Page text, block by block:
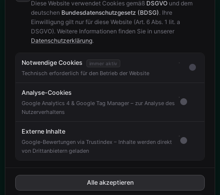
Rastatt
Gaggenau
KONTAKT
+49 176 614 25524
+49 176 617 65275
Hauptstrasse 91
76547 Sinzheim
Diese Website verwendet Cookies gemäß DSGVO und dem
deutschen Bundesdatenschutzgesetz (BDSG). Ihre
Einwilligung gilt nur für diese Website (Art. 6 Abs. 1 lit. a
DSGVO). Weitere Informationen finden Sie in unserer
Datenschutzerklärung.
Notwendige Cookies immer aktiv
Technisch erforderlich für den Betrieb der Website
Analyse-Cookies
Google Analytics 4 & Google Tag Manager – zur Analyse des
Nutzerverhaltens
Externe Inhalte
Google-Bewertungen via Trustindex – Inhalte werden direkt
von Drittanbietern geladen
Alle akzeptieren